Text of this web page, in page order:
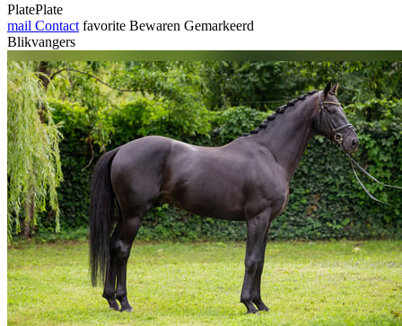
PlatePlate
mail Contact favorite Bewaren Gemarkeerd
Blikvangers